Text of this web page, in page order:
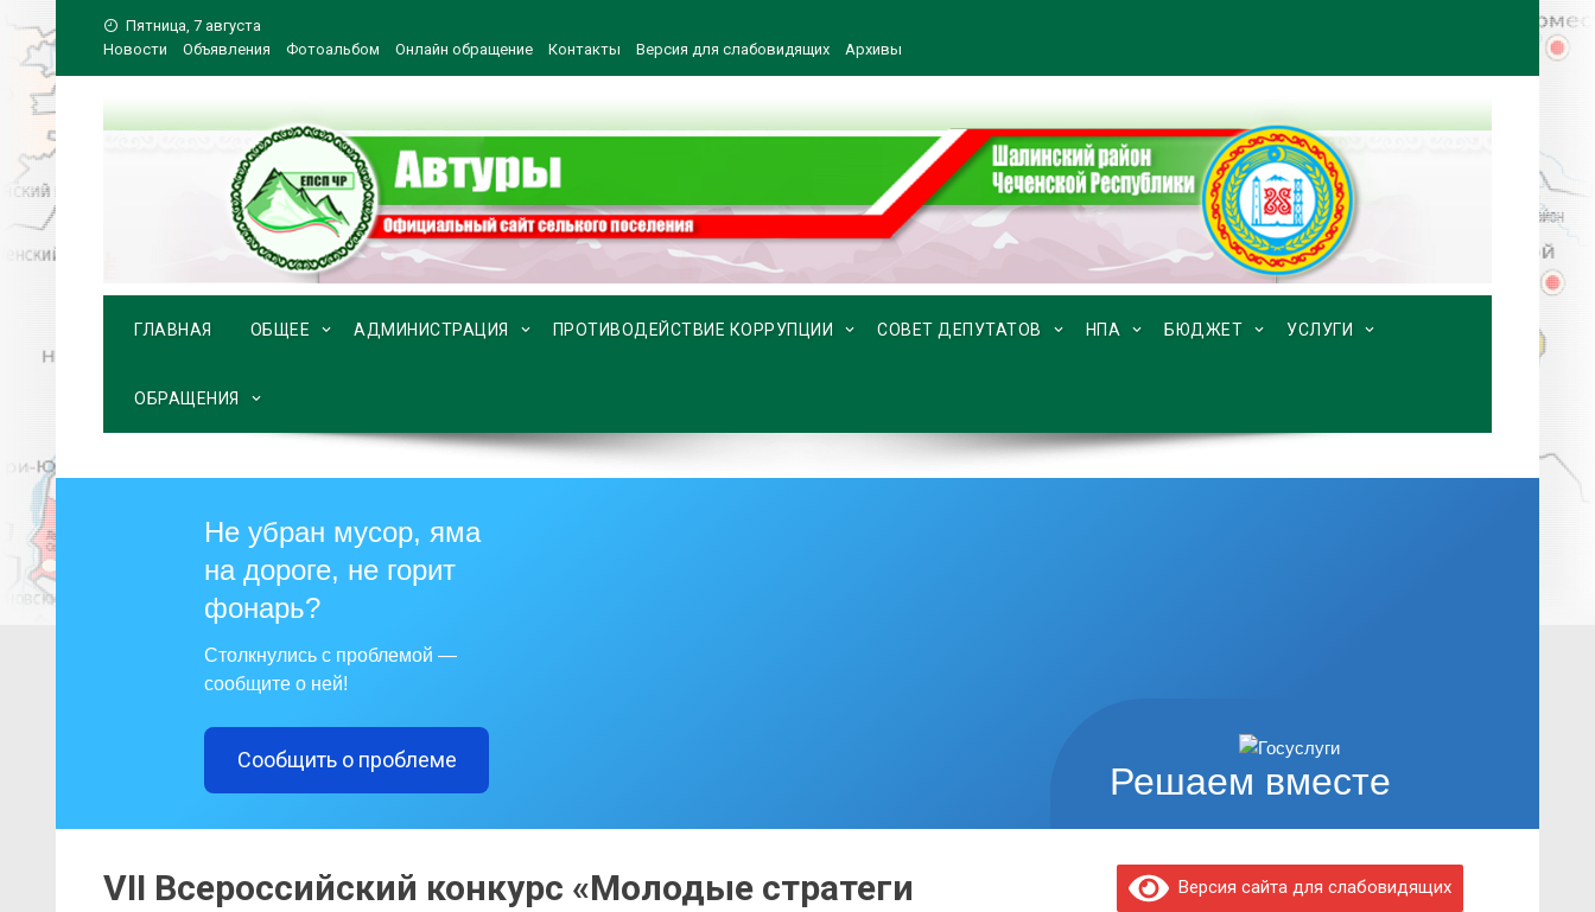
к
содержимому
Пятница, 7 августа
Новости
Объявления Фотоальбом Онлайн обращение Контакты Версия для слабовидящих Архивы
ГЛАВНАЯ ОБЩЕЕ АДМИНИСТРАЦИЯ ПРОТИВОДЕЙСТВИЕ КОРРУПЦИИ СОВЕТ ДЕПУТАТОВ НПА БЮДЖЕТ УСЛУГИ
ОБРАЩЕНИЯ
Решаем вместе
Не убран мусор, яма
на дороге, не горит
фонарь?
Столкнулись с проблемой —
сообщите о ней!
Сообщить о проблеме
VII Всероссийский конкурс «Молодые стратеги
Версия сайта для слабовидящих